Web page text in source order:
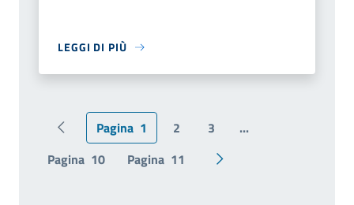
LEGGI DI PIÙ
Pagina precedente
Pagina 1 2 3
...
Pagina 10 Pagina 11 Pagina successiva